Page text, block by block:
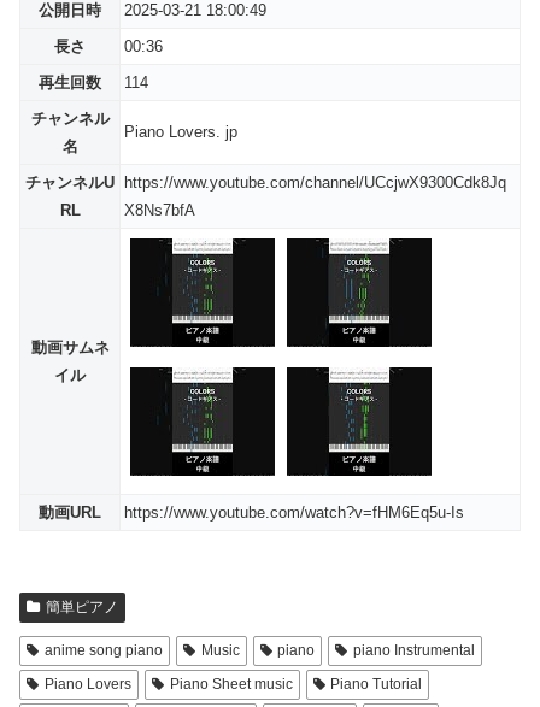
公開日時
2025-03-21 18:00:49
長さ
00:36
再生回数
114
チャンネル
名
Piano Lovers. jp
チャンネルU
RL
https://www.youtube.com/channel/UCcjwX9300Cdk8Jq
X8Ns7bfA
動画サムネ
イル
動画URL https://www.youtube.com/watch?v=fHM6Eq5u-Is
簡単ピアノ
anime song piano Music piano
piano Instrumental
Piano Lovers
Piano Sheet music
Piano Tutorial